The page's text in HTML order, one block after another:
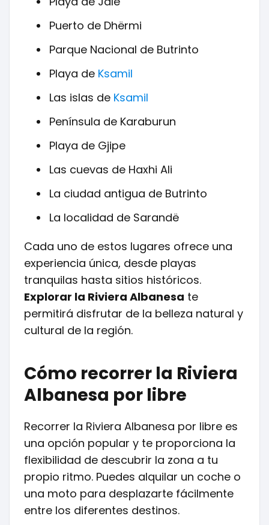
Puerto de Dhërmi
Parque Nacional de Butrinto
Playa de Ksamil
Las islas de Ksamil
Península de Karaburun
Playa de Gjipe
Las cuevas de Haxhi Ali
La ciudad antigua de Butrinto
La localidad de Sarandë
Cada uno de estos lugares ofrece una
experiencia única, desde playas
tranquilas hasta sitios históricos.
Explorar la Riviera Albanesa te
permitirá disfrutar de la belleza natural y
cultural de la región.
Cómo recorrer la Riviera
Albanesa por libre
Recorrer la Riviera Albanesa por libre es
una opción popular y te proporciona la
flexibilidad de descubrir la zona a tu
propio ritmo. Puedes alquilar un coche o
una moto para desplazarte fácilmente
entre los diferentes destinos.